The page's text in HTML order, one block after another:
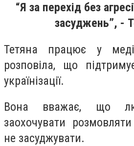
“Я за перехід без
засуджень”, -
Тетяна працює у
розповіла, що
українізації.
Вона вважає, що
заохочувати
не засуджувати.